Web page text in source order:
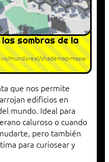
sombras de la
mundoreal/shademap-mapa-
que nos permite
edificios en
mundo. Ideal para
caluroso o cuando
pero también
para curiosear y